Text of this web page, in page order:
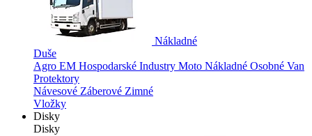
Nákladné
Duše
Agro EM Hospodarské Industry Moto Nákladné Osobné Van
Protektory
Návesové Záberové Zimné
Vložky
Disky
Disky